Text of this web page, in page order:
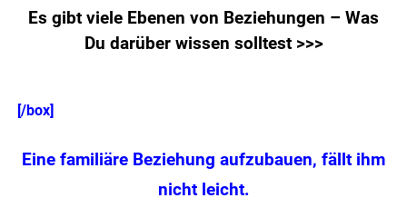
Es gibt viele Ebenen von Beziehungen – Was
Du darüber wissen solltest >>>
[/box]
Eine familiäre Beziehung aufzubauen, fällt ihm
nicht leicht.